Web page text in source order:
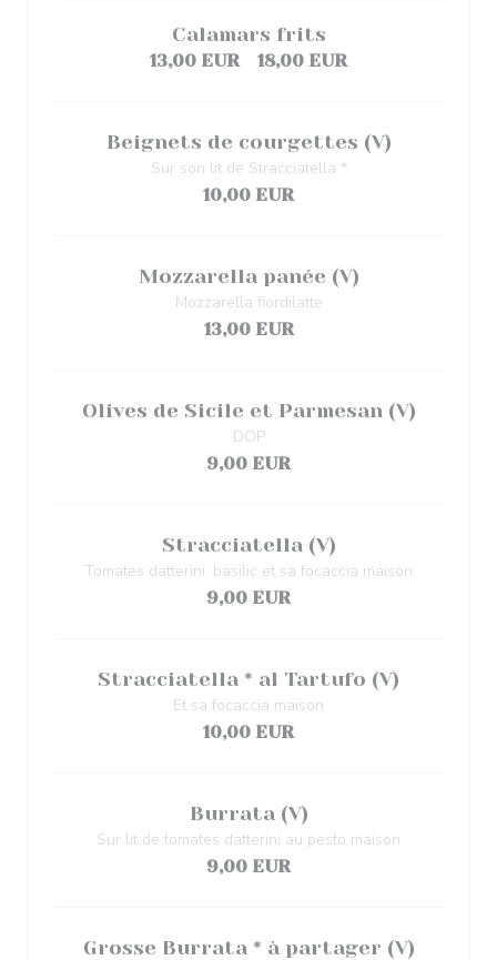
Calamars frits
13,00 EUR 18,00 EUR
Beignets de courgettes (V)
Sur son lit de Stracciatella *
10,00 EUR
Mozzarella panée (V)
Mozzarella fiordilatte
13,00 EUR
Olives de Sicile et Parmesan (V)
DOP
9,00 EUR
Stracciatella (V)
Tomates datterini, basilic et sa focaccia maison
9,00 EUR
Stracciatella * al Tartufo (V)
Et sa focaccia maison
10,00 EUR
Burrata (V)
Sur lit de tomates datterini au pesto maison
9,00 EUR
Grosse Burrata * à partager (V)